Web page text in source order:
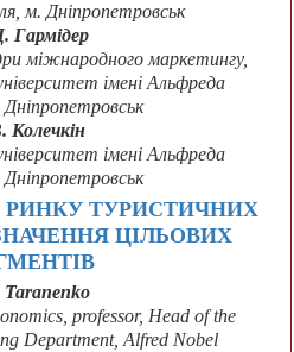
м. Дніпропетровськ
Гармідер
міжнародного маркетингу,
імені Альфреда
Колечкін
імені Альфреда
ТУРИСТИЧНИХ
ЦІЛЬОВИХ
Taranenko
professor, Head of the
Department, Alfred Nobel